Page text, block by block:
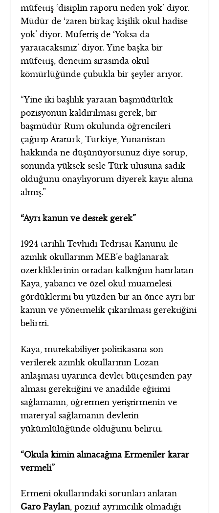
müfettiş ‘disiplin raporu neden yok’ diyor.
Müdür de ‘zaten birkaç kişilik okul hadise
yok’ diyor. Müfettiş de ‘Yoksa da
yaratacaksınız’ diyor. Yine başka bir
müfettiş, denetim sırasında okul
kömürlüğünde çubukla bir şeyler arıyor.
“Yine iki başlılık yaratan başmüdürlük
pozisyonun kaldırılması gerek, bir
başmüdür Rum okulunda öğrencileri
çağırıp Atatürk, Türkiye, Yunanistan
hakkında ne düşünüyorsunuz diye sorup,
sonunda yüksek sesle Türk ulusuna sadık
olduğunu onaylıyorum diyerek kayıt altına
almış.”
“Ayrı kanun ve destek gerek”
1924 tarihli Tevhidi Tedrisat Kanunu ile
azınlık okullarının MEB’e bağlanarak
özerkliklerinin ortadan kalktığını hatırlatan
Kaya, yabancı ve özel okul muamelesi
gördüklerini bu yüzden bir an önce ayrı bir
kanun ve yönetmelik çıkarılması gerektiğini
belirtti.
Kaya, mütekabiliyet politikasına son
verilerek azınlık okullarının Lozan
anlaşması uyarınca devlet bütçesinden pay
alması gerektiğini ve anadilde eğitimi
sağlamanın, öğretmen yetiştirmenin ve
materyal sağlamanın devletin
yükümlülüğünde olduğunu belirtti.
“Okula kimin alınacağına Ermeniler karar
vermeli”
Ermeni okullarındaki sorunları anlatan
Garo Paylan, pozitif ayrımcılık olmadığı